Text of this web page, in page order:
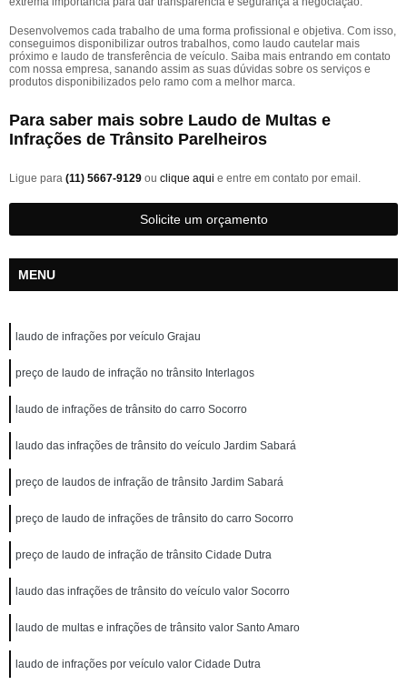
Desenvolvemos cada trabalho de uma forma profissional e objetiva. Com isso,
conseguimos disponibilizar outros trabalhos, como laudo cautelar mais
próximo e laudo de transferência de veículo. Saiba mais entrando em contato
com nossa empresa, sanando assim as suas dúvidas sobre os serviços e
produtos disponibilizados pelo ramo com a melhor marca.
Para saber mais sobre Laudo de Multas e
Infrações de Trânsito Parelheiros
Ligue para (11) 5667-9129 ou clique aqui e entre em contato por email.
Solicite um orçamento
MENU
laudo de infrações por veículo Grajau
preço de laudo de infração no trânsito Interlagos
laudo de infrações de trânsito do carro Socorro
laudo das infrações de trânsito do veículo Jardim Sabará
preço de laudos de infração de trânsito Jardim Sabará
preço de laudo de infrações de trânsito do carro Socorro
preço de laudo de infração de trânsito Cidade Dutra
laudo das infrações de trânsito do veículo valor Socorro
laudo de multas e infrações de trânsito valor Santo Amaro
laudo de infrações por veículo valor Cidade Dutra